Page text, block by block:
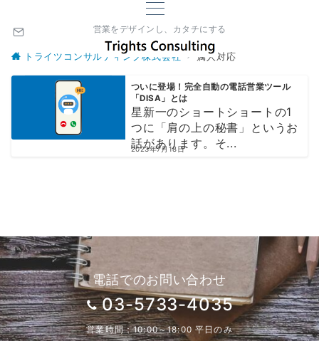
営業をデザインし、カタチにする
トライツコンサルティング株式会社 属人対応
ついに登場！完全自動の電話営業ツール
「DISA」とは
星新一のショートショートの1
つに「肩の上の秘書」というお
話があります。そ...
2023年7月18日
電話でのお問い合わせ
03-5733-4035
営業時間：10:00～18:00 平日のみ